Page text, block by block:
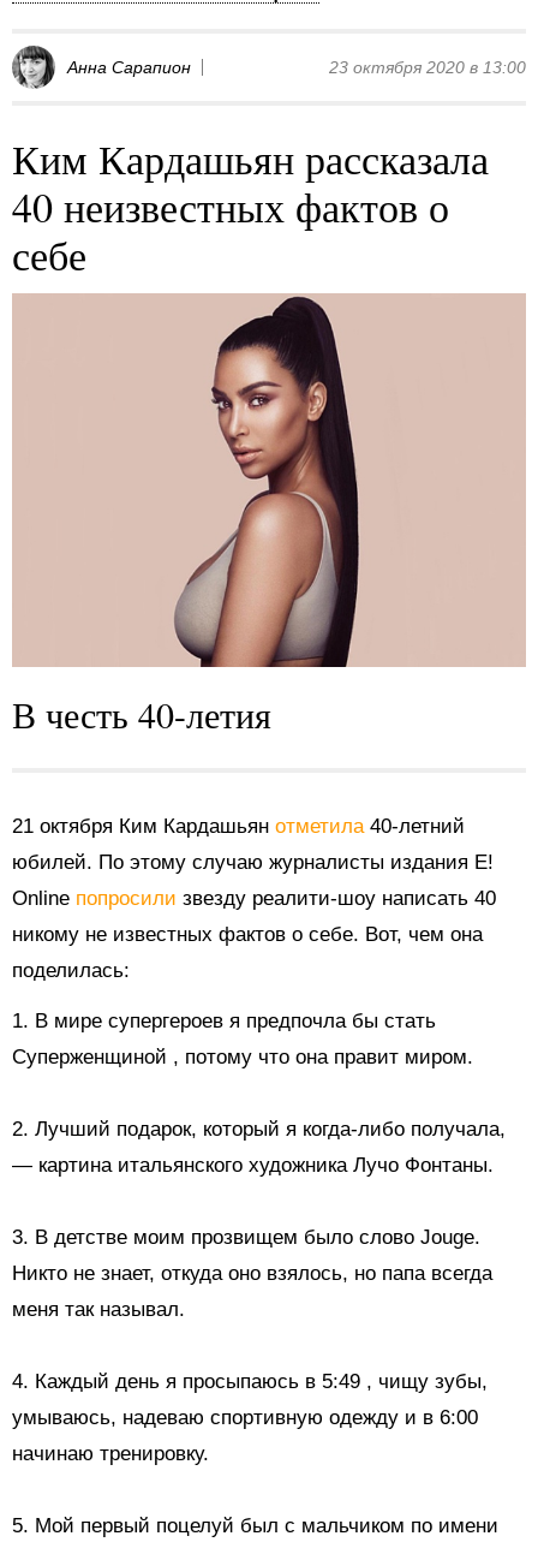
Анна Сарапион 23 октября 2020 в 13:00
Ким Кардашьян рассказала
40 неизвестных фактов о
себе
В честь 40-летия
21 октября Ким Кардашьян отметила 40-летний
юбилей. По этому случаю журналисты издания E!
Online попросили звезду реалити-шоу написать 40
никому не известных фактов о себе. Вот, чем она
поделилась:
1. В мире супергероев я предпочла бы стать
Суперженщиной , потому что она правит миром.
2. Лучший подарок, который я когда-либо получала,
— картина итальянского художника Лучо Фонтаны.
3. В детстве моим прозвищем было слово Jouge.
Никто не знает, откуда оно взялось, но папа всегда
меня так называл.
4. Каждый день я просыпаюсь в 5:49 , чищу зубы,
умываюсь, надеваю спортивную одежду и в 6:00
начинаю тренировку.
5. Мой первый поцелуй был с мальчиком по имени